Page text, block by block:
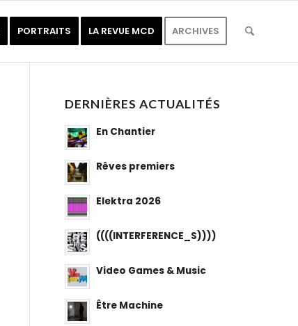
PORTRAITS LA REVUE MCD ARCHIVES
DERNIÈRES ACTUALITÉS
En Chantier
Rêves premiers
Elektra 2026
((((INTERFERENCE_S))))
Video Games & Music
Être Machine